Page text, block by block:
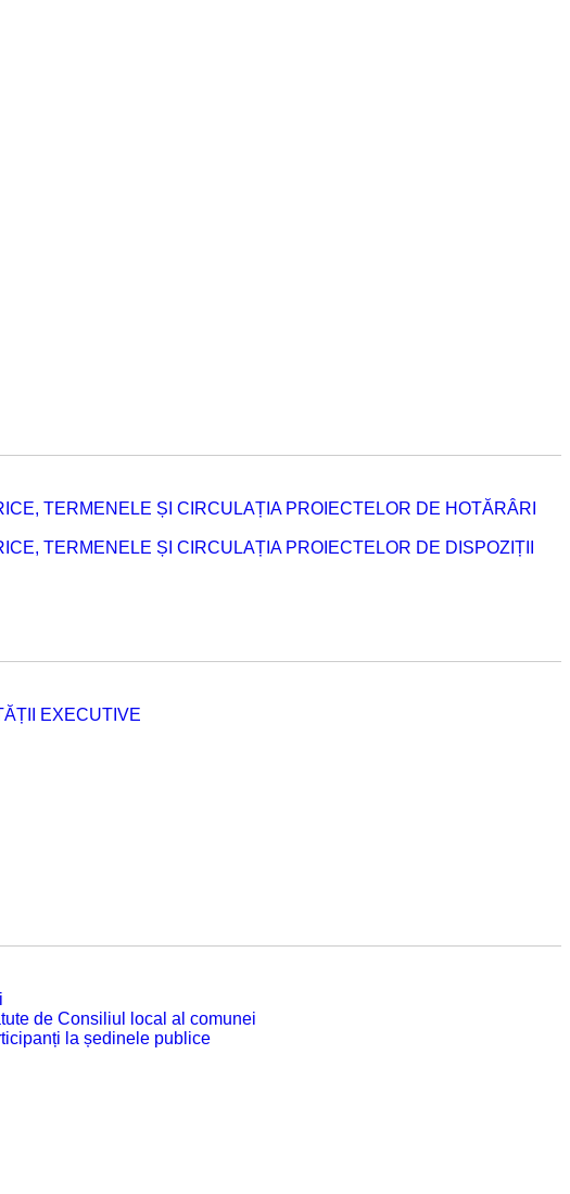
TERMENELE ȘI CIRCULAȚIA PROIECTELOR DE HOTĂRÂRI
TERMENELE ȘI CIRCULAȚIA PROIECTELOR DE DISPOZIȚII
EXECUTIVE
de Consiliul local al comunei
la ședinele publice